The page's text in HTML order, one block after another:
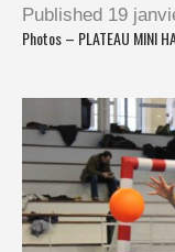
Published 19
Photos – PLATEAU MINI